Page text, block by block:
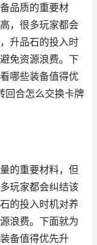
品质的重要材
，很多玩家都会
升品石的投入时
免资源浪费。下
哪些装备值得优
回合怎么交换卡牌
的重要材料，但
玩家都会纠结该
的投入时机对养
浪费。下面就为
备值得优先升